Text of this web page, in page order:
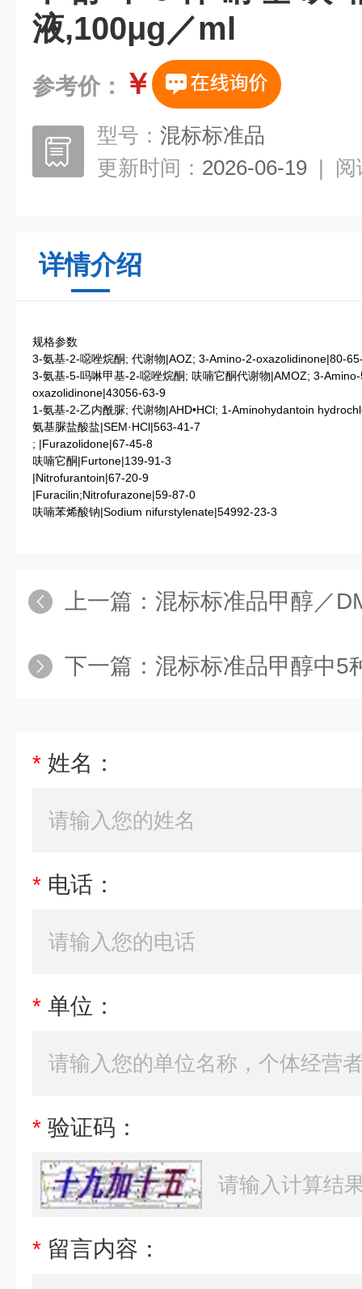
液,100μg／ml
参考价： ￥
型号： 混标标准品
更新时间： 2026-06-19 | 阅
详情介绍
规格参数
3-氨基-2-噁唑烷酮; 代谢物|AOZ; 3-Amino-2-oxazolidinone|80-
3-氨基-5-吗啉甲基-2-噁唑烷酮; 呋喃它酮代谢物|AMOZ; 3-
oxazolidinone|43056-63-9
1-氨基-2-乙内酰脲; 代谢物|AHD•HCl; 1-Aminohydantoin
氨基脲盐酸盐|SEM·HCl|563-41-7
; |Furazolidone|67-45-8
呋喃它酮|Furtone|139-91-3
|Nitrofurantoin|67-20-9
|Furacilin;Nitrofurazone|59-87-0
呋喃苯烯酸钠|Sodium nifurstylenate|54992-23-3
上一篇： 混标标准品甲醇／DMSO中23种
下一篇： 混标标准品甲醇中5种聚醚类
* 姓名：
* 电话：
* 单位：
* 验证码：
* 留言内容：